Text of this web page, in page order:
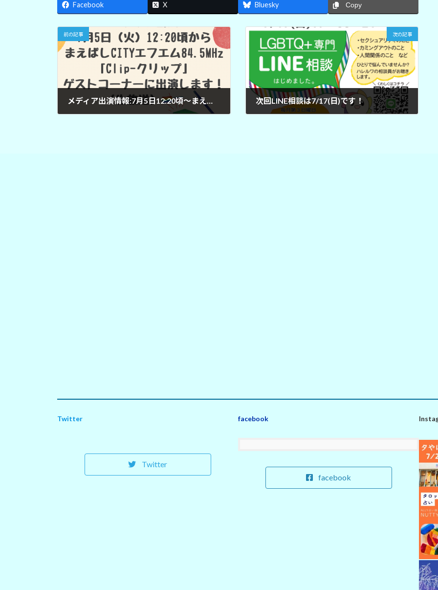
Facebook X Bluesky Copy
前の記事
メディア出演情報:7月5日12:20頃〜まえばしCITYエフエム
次の記事
次回LINE相談は7/17(日)です！
Twitter
Twitter
facebook
facebook